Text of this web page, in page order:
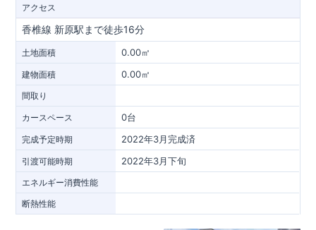
アクセス
香椎線 新原駅まで徒歩16分
土地面積 0.00㎡
建物面積 0.00㎡
間取り
カースペース 0台
完成予定時期 2022年3月完成済
引渡可能時期 2022年3月下旬
エネルギー消費性能
断熱性能